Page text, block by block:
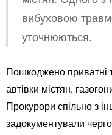
вибуховою
уточнюються.
Пошкоджено приватні
автівки містян,
Прокурори спільно з
задокументували